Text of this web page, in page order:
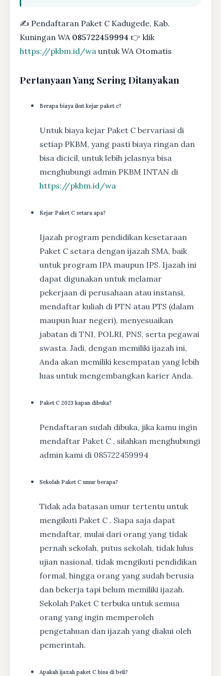
✍ Pendaftaran Paket C Kadugede, Kab.
Kuningan WA 085722459994 👉 klik
https://pkbm.id/wa untuk WA Otomatis
Pertanyaan Yang Sering Ditanyakan
Berapa biaya ikut kejar paket c?
Untuk biaya kejar Paket C bervariasi di
setiap PKBM, yang pasti biaya ringan dan
bisa dicicil, untuk lebih jelasnya bisa
menghubungi admin PKBM INTAN di
https://pkbm.id/wa
Kejar Paket C setara apa?
Ijazah program pendidikan kesetaraan
Paket C setara dengan ijazah SMA, baik
untuk program IPA maupun IPS. Ijazah ini
dapat digunakan untuk melamar
pekerjaan di perusahaan atau instansi,
mendaftar kuliah di PTN atau PTS (dalam
maupun luar negeri), menyesuaikan
jabatan di TNI, POLRI, PNS, serta pegawai
swasta. Jadi, dengan memiliki ijazah ini,
Anda akan memiliki kesempatan yang lebih
luas untuk mengembangkan karier Anda.
Paket C 2023 kapan dibuka?
Pendaftaran sudah dibuka, jika kamu ingin
mendaftar Paket C , silahkan menghubungi
admin kami di 085722459994
Sekolah Paket C umur berapa?
Tidak ada batasan umur tertentu untuk
mengikuti Paket C . Siapa saja dapat
mendaftar, mulai dari orang yang tidak
pernah sekolah, putus sekolah, tidak lulus
ujian nasional, tidak mengikuti pendidikan
formal, hingga orang yang sudah berusia
dan bekerja tapi belum memiliki ijazah.
Sekolah Paket C terbuka untuk semua
orang yang ingin memperoleh
pengetahuan dan ijazah yang diakui oleh
pemerintah.
Apakah ijazah paket C bisa di beli?